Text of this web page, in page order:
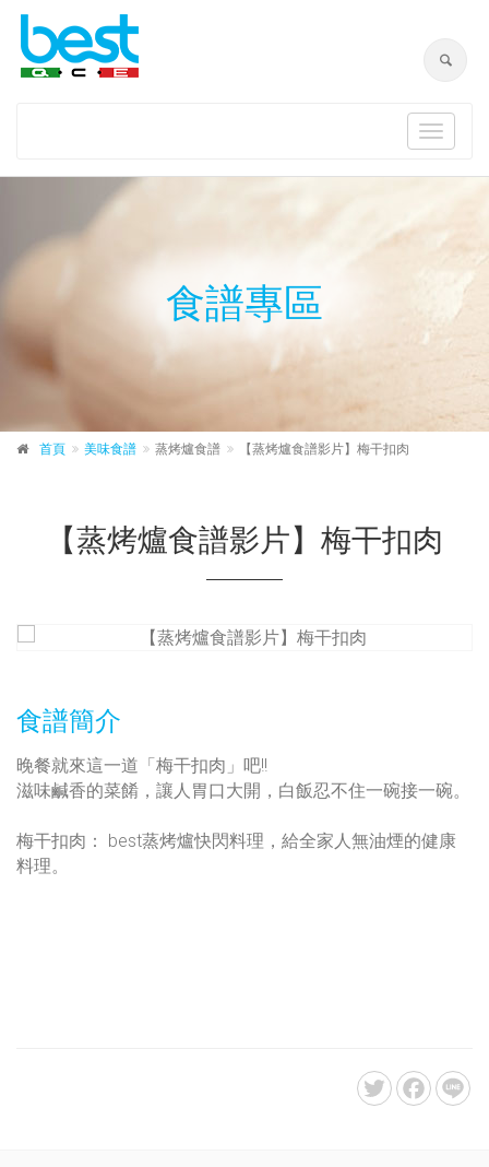
Toggle
食譜專區
首頁 美味食譜 蒸烤爐食譜 【蒸烤爐食譜影片】梅干扣肉
【蒸烤爐食譜影片】梅干扣肉
食譜簡介
晚餐就來這一道「梅干扣肉」吧!!
滋味鹹香的菜餚，讓人胃口大開，白飯忍不住一碗接一碗。
梅干扣肉： best蒸烤爐快閃料理，給全家人無油煙的健康
料理。